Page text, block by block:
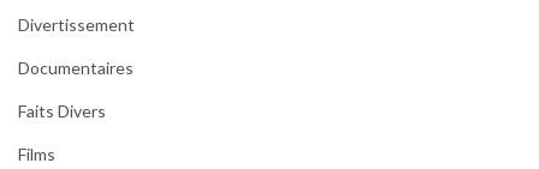
Divertissement
Documentaires
Faits Divers
Films